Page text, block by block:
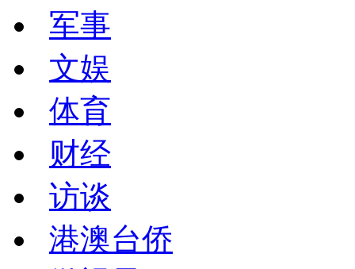
军事
文娱
体育
财经
访谈
港澳台侨